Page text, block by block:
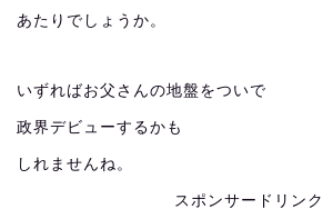
あたりでしょうか。
いずればお父さんの地盤をついで
政界デビューするかも
しれませんね。
スポンサードリンク